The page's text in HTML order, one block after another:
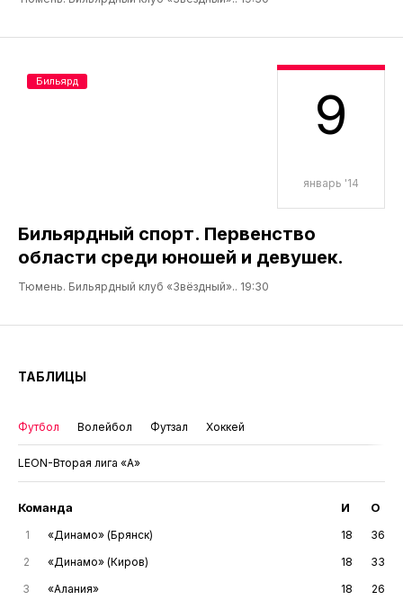
9
январь '14
Бильярдный спорт. Первенство
области среди юношей и девушек.
Тюмень. Бильярдный клуб «Звёздный».. 19:30
Бильярд
ТАБЛИЦЫ
Футбол Волейбол Футзал Хоккей
LEON-Вторая лига «А»
Команда И О
1 «Динамо» (Брянск) 18
36
2
«Динамо» (Киров) 18
33
3
«Алания» 18
26